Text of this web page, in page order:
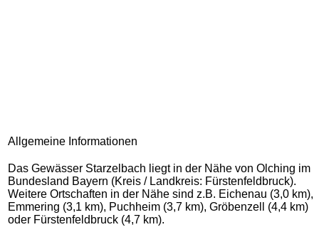
Allgemeine Informationen
Das Gewässer Starzelbach liegt in der Nähe von Olching im
Bundesland Bayern (Kreis / Landkreis: Fürstenfeldbruck).
Weitere Ortschaften in der Nähe sind z.B. Eichenau (3,0 km),
Emmering (3,1 km), Puchheim (3,7 km), Gröbenzell (4,4 km)
oder Fürstenfeldbruck (4,7 km).